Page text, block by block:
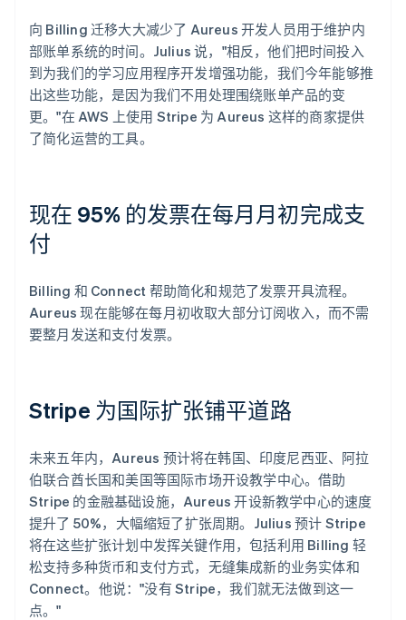
向 Billing 迁移大大减少了 Aureus 开发人员用于维护内
部账单系统的时间。Julius 说，"相反，他们把时间投入
到为我们的学习应用程序开发增强功能，我们今年能够推
出这些功能，是因为我们不用处理围绕账单产品的变
更。"在 AWS 上使用 Stripe 为 Aureus 这样的商家提供
了简化运营的工具。
现在 95% 的发票在每月月初完成支
付
Billing 和 Connect 帮助简化和规范了发票开具流程。
Aureus 现在能够在每月初收取大部分订阅收入，而不需
要整月发送和支付发票。
Stripe 为国际扩张铺平道路
未来五年内，Aureus 预计将在韩国、印度尼西亚、阿拉
伯联合酋长国和美国等国际市场开设教学中心。借助
Stripe 的金融基础设施，Aureus 开设新教学中心的速度
提升了 50%，大幅缩短了扩张周期。Julius 预计 Stripe
将在这些扩张计划中发挥关键作用，包括利用 Billing 轻
松支持多种货币和支付方式，无缝集成新的业务实体和
Connect。他说："没有 Stripe，我们就无法做到这一
点。"